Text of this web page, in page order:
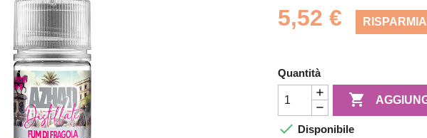
5,52 €
Quantità

 Disponibile